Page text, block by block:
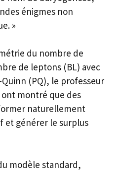
énigmes non
»
du nombre de
de leptons (BL) avec
(PQ), le professeur
montré que des
naturellement
et générer le surplus
modèle standard,